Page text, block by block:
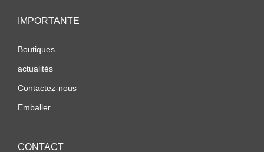
IMPORTANTE
Boutiques
actualités
Contactez-nous
Emballer
CONTACT